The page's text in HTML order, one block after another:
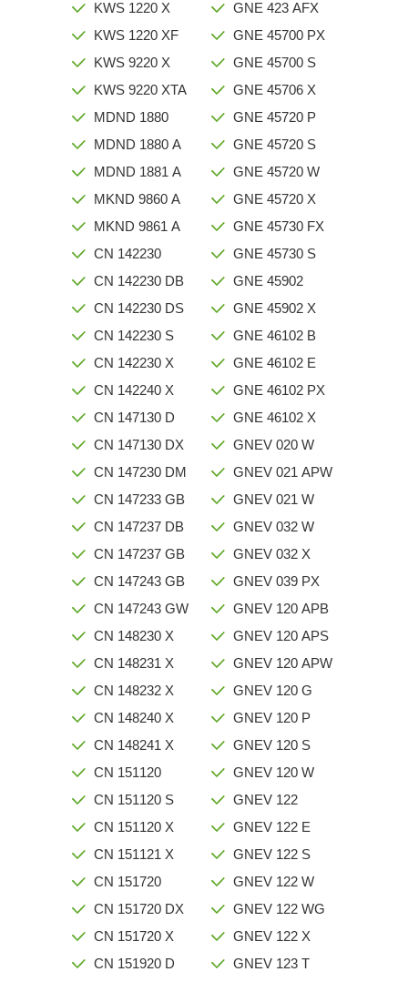
KWS 1220 X
KWS 1220 XF
KWS 9220 X
KWS 9220 XTA
MDND 1880
MDND 1880 A
MDND 1881 A
MKND 9860 A
MKND 9861 A
CN 142230
CN 142230 DB
CN 142230 DS
CN 142230 S
CN 142230 X
CN 142240 X
CN 147130 D
CN 147130 DX
CN 147230 DM
CN 147233 GB
CN 147237 DB
CN 147237 GB
CN 147243 GB
CN 147243 GW
CN 148230 X
CN 148231 X
CN 148232 X
CN 148240 X
CN 148241 X
CN 151120
CN 151120 S
CN 151120 X
CN 151121 X
CN 151720
CN 151720 DX
CN 151720 X
CN 151920 D
GNE 423 AFX
GNE 45700 PX
GNE 45700 S
GNE 45706 X
GNE 45720 P
GNE 45720 S
GNE 45720 W
GNE 45720 X
GNE 45730 FX
GNE 45730 S
GNE 45902
GNE 45902 X
GNE 46102 B
GNE 46102 E
GNE 46102 PX
GNE 46102 X
GNEV 020 W
GNEV 021 APW
GNEV 021 W
GNEV 032 W
GNEV 032 X
GNEV 039 PX
GNEV 120 APB
GNEV 120 APS
GNEV 120 APW
GNEV 120 G
GNEV 120 P
GNEV 120 S
GNEV 120 W
GNEV 122
GNEV 122 E
GNEV 122 S
GNEV 122 W
GNEV 122 WG
GNEV 122 X
GNEV 123 T